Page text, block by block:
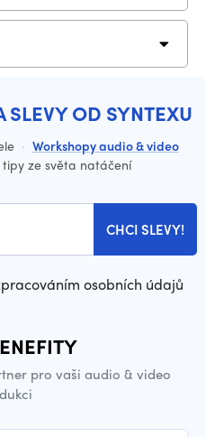
SLEVY OD SYNTEXU
· Workshopy audio & video
tipy ze světa natáčení
CHCI SLEVY!
osobních údajů
pro vaši audio & video